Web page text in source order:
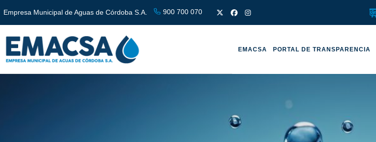
Empresa Municipal de Aguas de Córdoba S.A. 900 700 070
EMACSA PORTAL DE TRANSPARENCIA